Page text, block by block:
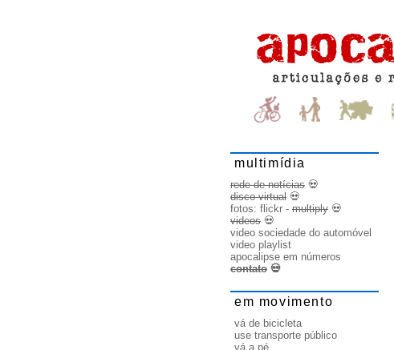
multimídia
rede de notícias 💀
disco virtual 💀
fotos: flickr - multiply 💀
videos 💀
video sociedade do automóvel
video playlist
apocalipse em números
contato 💀
em movimento
vá de bicicleta
use transporte público
vá a pé